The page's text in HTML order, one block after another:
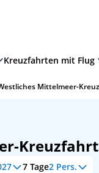
Kreuzfahrten mit Flug
Mittelmeer-
7 Tage2 Pers.